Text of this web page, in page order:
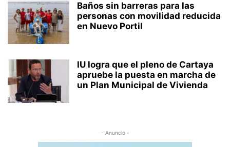
Baños sin barreras para las
personas con movilidad reducida
en Nuevo Portil
IU logra que el pleno de Cartaya
apruebe la puesta en marcha de
un Plan Municipal de Vivienda
- Anuncio -